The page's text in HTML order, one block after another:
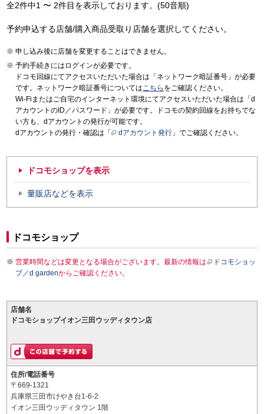
全2件中1 〜 2件目を表示しております。(50音順)
予約申込する店舗/購入商品受取り店舗を選択してください。
申し込み後に店舗を変更することはできません。
予約手続きにはログインが必要です。
ドコモ回線にてアクセスいただいた場合は「ネットワーク暗証番号」が必要
です。ネットワーク暗証番号についてはこちら をご確認ください。
Wi-Fiまたはご自宅のインターネット環境にてアクセスいただいた場合は「d
アカウントのID／パスワード」が必要です。ドコモの契約回線をお持ちでな
い方も、dアカウントの発行が可能です。
dアカウントの発行・確認は「
dアカウント発行 」でご確認ください。
ドコモショップを表示
量販店などを表示
ドコモショップ
営業時間などは変更となる場合がございます。最新の情報は
ドコモショッ
プ／d gardenからご確認ください。
店舗名
ドコモショップイオン三田ウッディタウン店
住所/電話番号
〒669-1321
兵庫県三田市けやき台1-6-2
イオン三田ウッディタウン 1階